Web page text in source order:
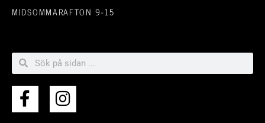
MIDSOMMARAFTON 9-15